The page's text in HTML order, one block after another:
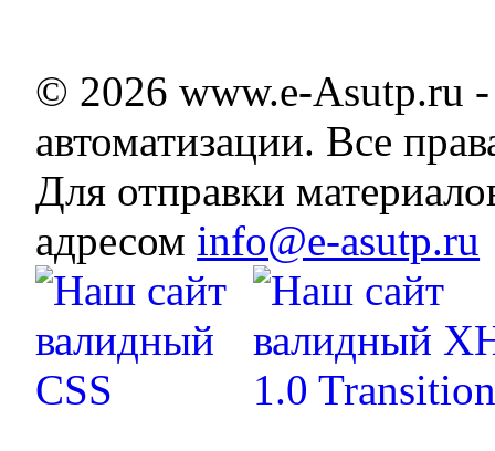
© 2026 www.e-Asutp.ru
автоматизации. Все
Для отправки
адресом info@e-asutp.ru